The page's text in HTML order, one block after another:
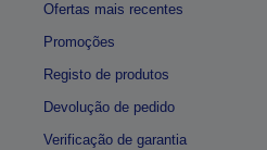
Ofertas mais recentes
Promoções
Registo de produtos
Devolução de pedido
Verificação de garantia